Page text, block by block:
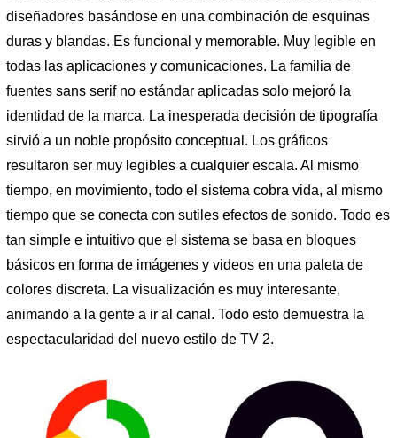
diseñadores basándose en una combinación de esquinas
duras y blandas. Es funcional y memorable. Muy legible en
todas las aplicaciones y comunicaciones. La familia de
fuentes sans serif no estándar aplicadas solo mejoró la
identidad de la marca. La inesperada decisión de tipografía
sirvió a un noble propósito conceptual. Los gráficos
resultaron ser muy legibles a cualquier escala. Al mismo
tiempo, en movimiento, todo el sistema cobra vida, al mismo
tiempo que se conecta con sutiles efectos de sonido. Todo es
tan simple e intuitivo que el sistema se basa en bloques
básicos en forma de imágenes y videos en una paleta de
colores discreta. La visualización es muy interesante,
animando a la gente a ir al canal. Todo esto demuestra la
espectacularidad del nuevo estilo de TV 2.